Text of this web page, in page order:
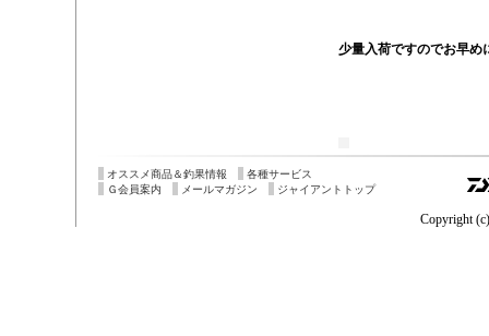
少量入荷ですのでお早め
オススメ商品＆釣果情報
各種サービス
Ｇ会員案内
メールマガジン ジャイアントトップ
Copyright